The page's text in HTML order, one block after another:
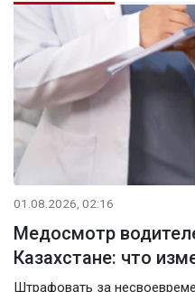
01.08.2026, 02:16
Медосмотр
Казахстане: что
Штрафовать за